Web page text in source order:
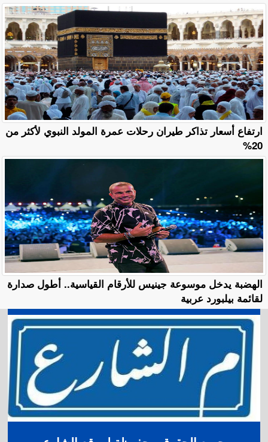
ارتفاع أسعار تذاكر طيران رحلات عمرة المولد النبوي لأكثر من
20%
الهضبة يدخل موسوعة جينيس للأرقام القياسية.. أطول صدارة
لقائمة بيلبورد عربية